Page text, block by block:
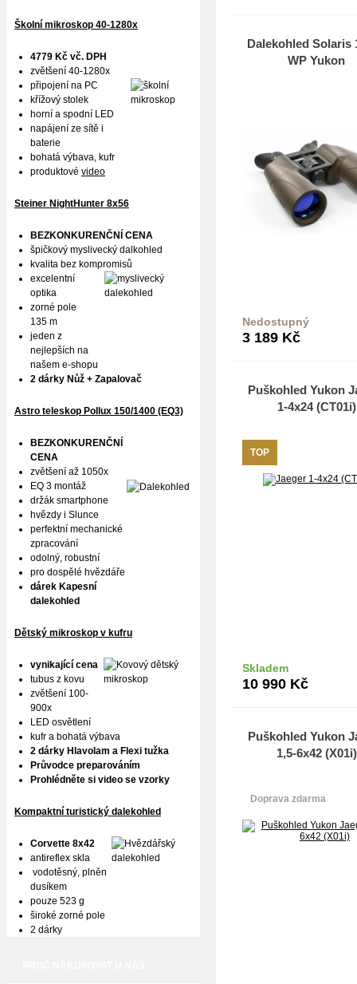
Dalekohled Solaris
WP Yukon
Nedostupný
3 189 Kč
Puškohled Yukon
1-4x24 (CT01i)
TOP
Skladem
10 990 Kč
Puškohled Yukon
1,5-6x42 (X01i)
Doprava zdarma
Školní mikroskop 40-1280x
4779 Kč vč. DPH
zvětšení 40-1280x
připojení na PC
křížový stolek
horní a spodní LED
napájení ze sítě i
baterie
bohatá výbava, kufr
produktové video
Steiner NightHunter 8x56
BEZKONKURENČNÍ CENA
špičkový myslivecký dalkohled
kvalita bez kompromisů
excelentní
optika
zorné pole
135 m
jeden z
nejlepších na
našem e-shopu
2 dárky Nůž + Zapalovač
Astro teleskop Pollux 150/1400 (EQ3)
BEZKONKURENČNÍ
CENA
zvětšení až 1050x
EQ 3 montáž
držák smartphone
hvězdy i Slunce
perfektní mechanické
zpracování
odolný, robustní
pro dospělé hvězdáře
dárek Kapesní
dalekohled
Dětský mikroskop v kufru
vynikající cena
tubus z kovu
zvětšení 100-
900x
LED osvětlení
kufr a bohatá výbava
2 dárky Hlavolam a Flexi tužka
Průvodce preparováním
Prohlédněte si video se vzorky
Kompaktní turistický dalekohled
Corvette 8x42
antireflex skla
vodotěsný, plněn
dusíkem
pouze 523 g
široké zorné pole
2 dárky